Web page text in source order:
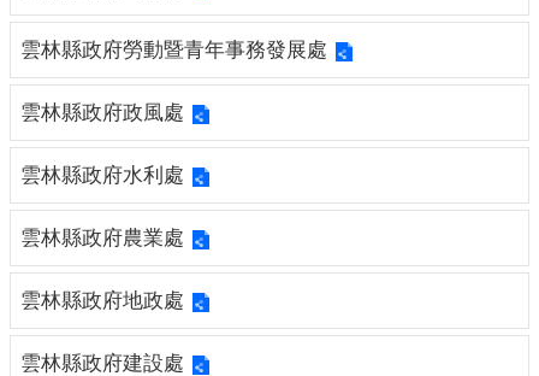
志
工
招
募
互
動
園
地
網
導
雲林縣政府勞動暨青年事務發展處
雲林縣政府政風處
雲林縣政府水利處
雲林縣政府農業處
雲林縣政府地政處
雲林縣政府建設處